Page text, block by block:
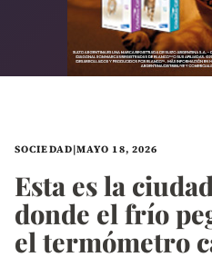
SOCIEDAD|MAYO 18, 2026
Esta es la
donde el frío
el termómetro